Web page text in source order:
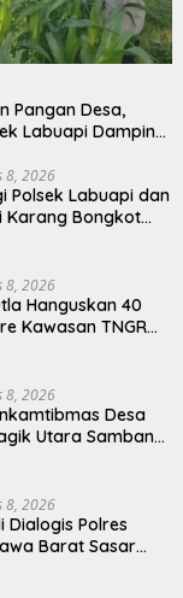
Pangan Desa,
Labuapi Dampingi
8, 2026
Polsek Labuapi dan
Karang Bongkot
8, 2026
Hanguskan 40
Kawasan TNGR
Api
8, 2026
Desa
Utara Sambangi
8, 2026
Dialogis Polres
Barat Sasar